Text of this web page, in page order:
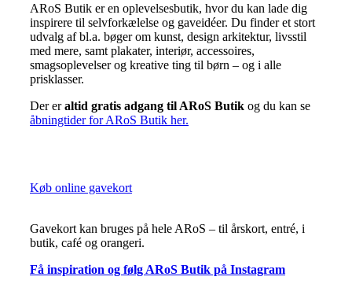
ARoS Butik er en oplevelsesbutik, hvor du kan lade dig
inspirere til selvforkælelse og gaveidéer. Du finder et stort
udvalg af bl.a. bøger om kunst, design arkitektur, livsstil
med mere, samt plakater, interiør, accessoires,
smagsoplevelser og kreative ting til børn – og i alle
prisklasser.
Der eraltid gratis adgang til ARoS Butik og du kan se
åbningtider for ARoS Butik her.
Køb online gavekort
Gavekort kan bruges på hele ARoS – til årskort, entré, i
butik, café og orangeri.
Få inspiration og følg ARoS Butik på Instagram